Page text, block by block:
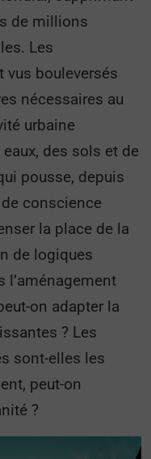
de millions
Les
vus bouleversés
nécessaires au
urbaine
des sols et de
pousse, depuis
conscience
la place de la
de logiques
l’aménagement
on adapter la
? Les
sont-elles les
peut-on
?